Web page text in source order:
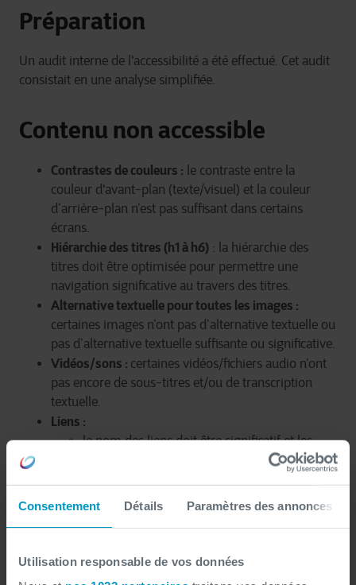
Consentement Détails Paramètres des annonces
Utilisation responsable de vos données
Préparation
Un audit interne de l'accessibilité a été effectué. Cet audit
consistait en une analyse simplifiée.
Contenu non accessible
Contrastes de couleurs : le contraste entre la
couleur d'avant-plan (texte/visuel) et la couleur
d’arrière-plan n’est pas suffisant dans certains
écrans.
Hiérarchie des titres (h1 à h6) : la hiérarchie des
titres doit être optimisée pour permettre une
navigation significative au travers des titres.
Alternative textuelle pour toutes les images :
certaines images n’ont pas d’alternative textuelle ou
pas d’alternative textuelle suffisante ou significative.
Vidéos/sons : certaines vidéos/fichiers audio n’ont
pas encore de sous-titres et/ou de transcription
textuelle.
Liens :
le nom des liens doit être significatif et les
liens dans les textes, paragraphes, phrases, ...
suffit pas.
Régions sémantiques :